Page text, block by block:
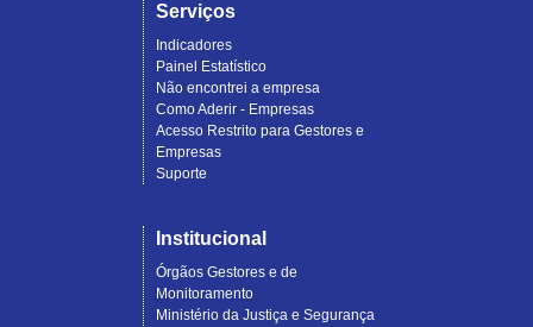
Serviços
Indicadores
Painel Estatístico
Não encontrei a empresa
Como Aderir - Empresas
Acesso Restrito para Gestores e
Empresas
Suporte
Institucional
Órgãos Gestores e de
Monitoramento
Ministério da Justiça e Segurança